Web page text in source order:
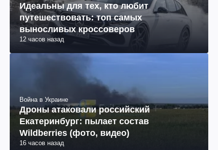
Идеальны для тех, кто любит
путешествовать: топ самых
выносливых кроссоверов
12 часов назад
Война в Украине
Дроны атаковали российский
Екатеринбург: пылает состав
Wildberries (фото, видео)
16 часов назад